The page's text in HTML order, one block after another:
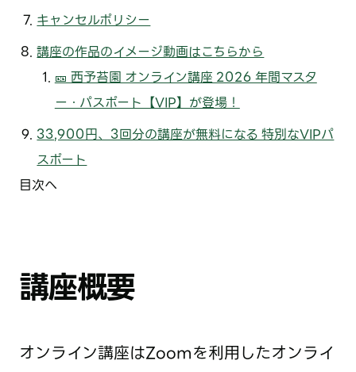
キャンセルポリシー
講座の作品のイメージ動画はこちらから
🎫 西予苔園 オンライン講座 2026 年間マスタ
ー・パスポート【VIP】が登場！
33,900円、3回分の講座が無料になる 特別なVIPパ
スポート
目次へ
講座概要
オンライン講座はZoomを利用したオンライ